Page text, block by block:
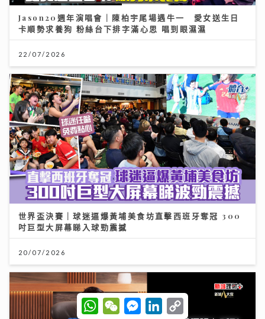
Jason20週年演唱會｜陳柏宇尾場遇牛一 愛女送生日
卡順勢求養狗 粉絲台下排字滿心思 唱到眼濕濕
22/07/2026
世界盃決賽｜球迷逼爆黃埔美食坊直擊西班牙奪冠 300
吋巨型大屏幕睇入球勁震撼
20/07/2026
W
h
W
e
M
e
L